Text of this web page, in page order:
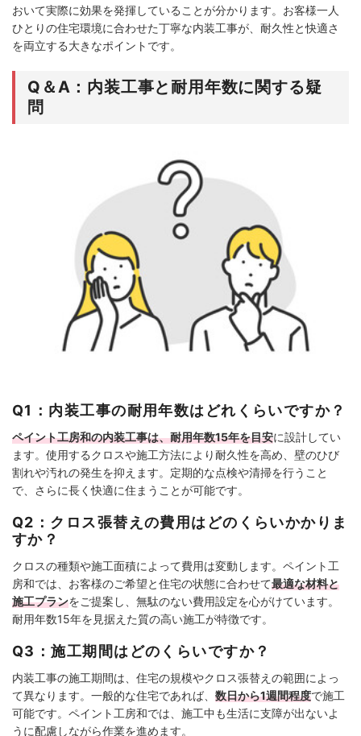
おいて実際に効果を発揮していることが分かります。お客様一人
ひとりの住宅環境に合わせた丁寧な内装工事が、耐久性と快適さ
を両立する大きなポイントです。
Q＆A：内装工事と耐用年数に関する疑
問
Q1：内装工事の耐用年数はどれくらいですか？
ペイント工房和の内装工事は、耐用年数15年を目安に設計してい
ます。使用するクロスや施工方法により耐久性を高め、壁のひび
割れや汚れの発生を抑えます。定期的な点検や清掃を行うこと
で、さらに長く快適に住まうことが可能です。
Q2：クロス張替えの費用はどのくらいかかりま
すか？
クロスの種類や施工面積によって費用は変動します。ペイント工
房和では、お客様のご希望と住宅の状態に合わせて最適な材料と
施工プランをご提案し、無駄のない費用設定を心がけています。
耐用年数15年を見据えた質の高い施工が特徴です。
Q3：施工期間はどのくらいですか？
内装工事の施工期間は、住宅の規模やクロス張替えの範囲によっ
て異なります。一般的な住宅であれば、 数日から1週間程度で施工
可能です。ペイント工房和では、施工中も生活に支障が出ないよ
うに配慮しながら作業を進めます。